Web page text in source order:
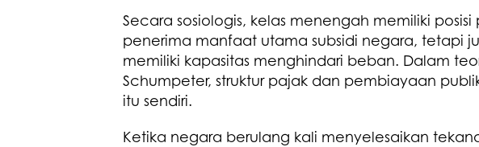
Secara sosiologis, kelas menengah memiliki
penerima manfaat utama subsidi negara, tetapi
memiliki kapasitas menghindari beban. Dalam
Schumpeter, struktur pajak dan pembiayaan
itu sendiri.
Ketika negara berulang kali menyelesaikan